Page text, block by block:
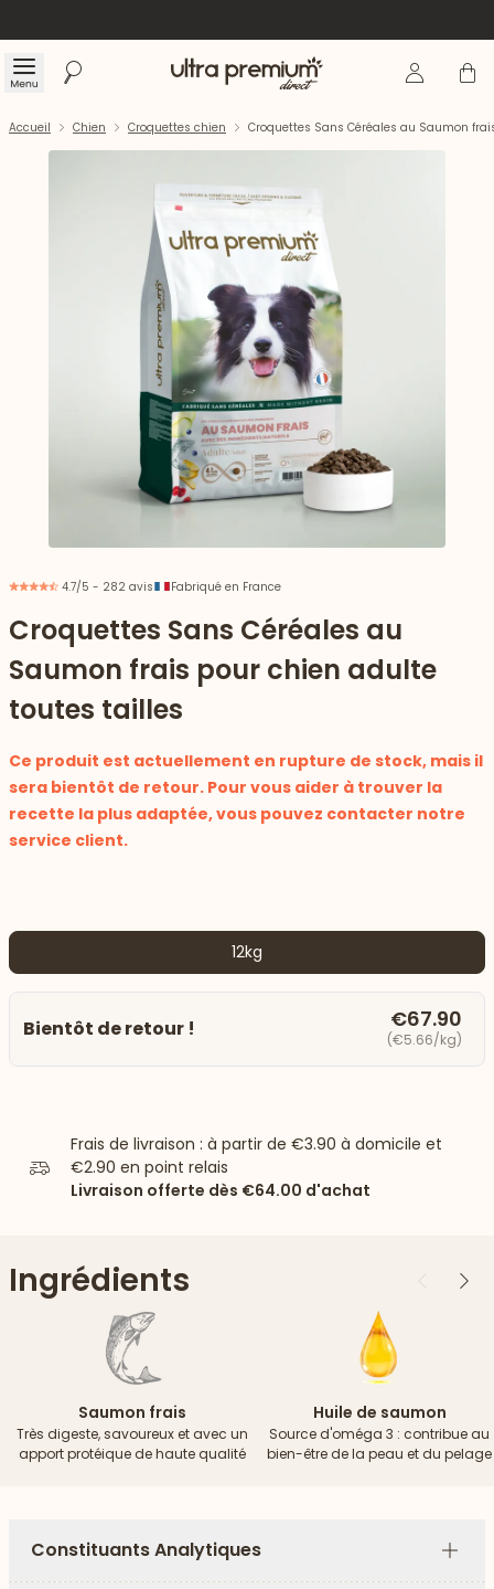
Menu Rechercher Accueil Se Panier
Accueil Chien Croquettes chien Croquettes Sans Céréales au Saumon
4.7/5 - 282 avis Fabriqué en France
Croquettes Sans Céréales au
Saumon frais pour chien adulte
toutes tailles
Ce produit est actuellement en rupture de stock, mais il
sera bientôt de retour. Pour vous aider à trouver la
recette la plus adaptée, vous pouvez contacter notre
service client.
12kg
Bientôt de retour ! €67.90
(€5.66/kg)
Frais de livraison : à partir de €3.90 à domicile et
€2.90 en point relais
Livraison offerte dès €64.00 d'achat
Ingrédients Précédent
Saumon frais
Très digeste, savoureux et avec un
apport protéique de haute qualité
Huile de saumon
Source d'oméga 3 : contribue au
bien-être de la peau et du pelage
Constituants Analytiques
Plus